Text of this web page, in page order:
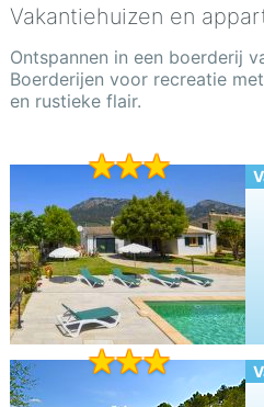
Vakantiehuizen en
Ontspannen in een boerderij
Boerderijen voor recreatie
en rustieke flair.